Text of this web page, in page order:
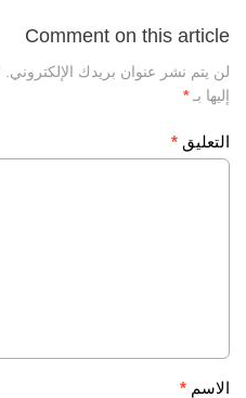
Comment on this article
لن يتم نشر عنوان بريدك الإلكتروني.
إليها بـ*
التعليق *
الاسم *